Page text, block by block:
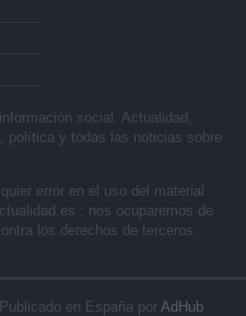
social. Actualidad,
política y todas las noticias sobre
error en el uso del material
: nos ocuparemos de
los derechos de terceros.
en España por AdHub